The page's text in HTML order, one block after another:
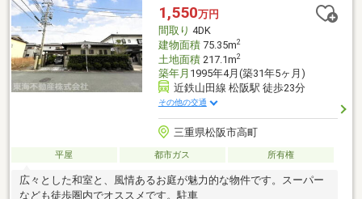
1,550万円
間取り 4DK
建物面積75.35m2
土地面積217.1m2
築年月 1995年4月(築31年5ヶ月)
近鉄山田線 松阪駅 徒歩23分
その他の交通
三重県松阪市高町
平屋 都市ガス 所有権
広々とした和室と、風情あるお庭が魅力的な物件です。スーパー
なども徒歩圏内でオススメです。駐車